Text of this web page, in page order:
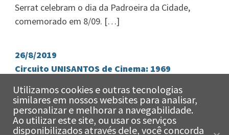
Serrat celebram o dia da Padroeira da Cidade,
comemorado em 8/09. […]
26/8/2019
Circuito UNISANTOS de Cinema: 1969
atividade cinéfila regular, com filmes escolhidos
não apenas por suas qualidades […]
Olá!Estamos aqui
Utilizamos cookies e outras tecnologias
similares em nossos websites para analisar,
personalizar e melhorar a navegabilidade.
Ao utilizar este site, ou usar os serviços
disponibilizados através dele, você concorda